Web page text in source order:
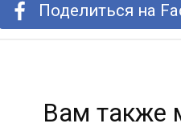
Поделиться на
Вам также